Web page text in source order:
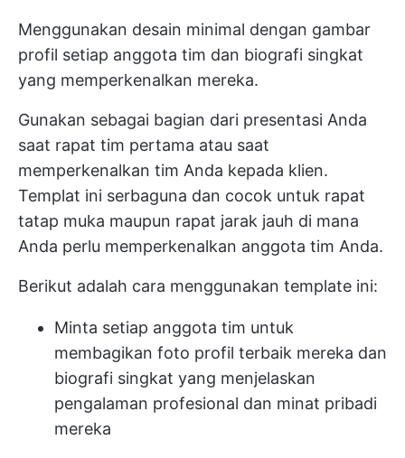
Menggunakan desain minimal dengan gambar
profil setiap anggota tim dan biografi singkat
yang memperkenalkan mereka.
Gunakan sebagai bagian dari presentasi Anda
saat rapat tim pertama atau saat
memperkenalkan tim Anda kepada klien.
Templat ini serbaguna dan cocok untuk rapat
tatap muka maupun rapat jarak jauh di mana
Anda perlu memperkenalkan anggota tim Anda.
Berikut adalah cara menggunakan template ini:
Minta setiap anggota tim untuk
membagikan foto profil terbaik mereka dan
biografi singkat yang menjelaskan
pengalaman profesional dan minat pribadi
mereka